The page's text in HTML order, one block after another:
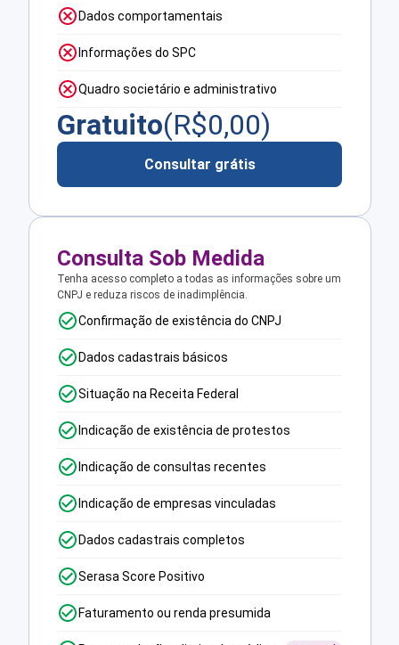
Dados comportamentais
Informações do SPC
Quadro societário e administrativo
Gratuito(R$0,00)
Consultar grátis
Consulta Sob Medida
Tenha acesso completo a todas as informações sobre um
CNPJ e reduza riscos de inadimplência.
Confirmação de existência do CNPJ
Dados cadastrais básicos
Situação na Receita Federal
Indicação de existência de protestos
Indicação de consultas recentes
Indicação de empresas vinculadas
Dados cadastrais completos
Serasa Score Positivo
Faturamento ou renda presumida